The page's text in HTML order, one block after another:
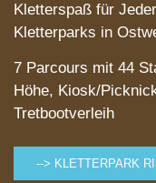
Kletterspaß für
Kletterparks in
7 Parcours mit 44
Höhe, Kiosk/
Tretbootverleih
--> KLETTERPARK